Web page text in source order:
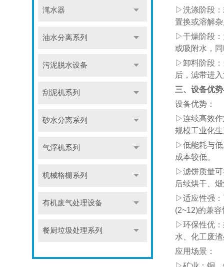
滗水器
油水分离系列
污泥脱水设备
刮泥机系列
砂水分离系列
气浮机系列
机械格栅系列
有机废气处理设备
餐厨垃圾处理系列
▷洗涤阶段：
置换或溶解
▷干燥阶段：
或吸附水，
▷卸料阶段：
后，滤带进
三、设备优
设备优势：
▷连续高效作
规模工业化
▷低能耗与低
成本较低。
▷滤饼质量可
后续烘干、
▷适应性强：
(2~12)的兼
▷环保性优：
水、化工废
应用场景：